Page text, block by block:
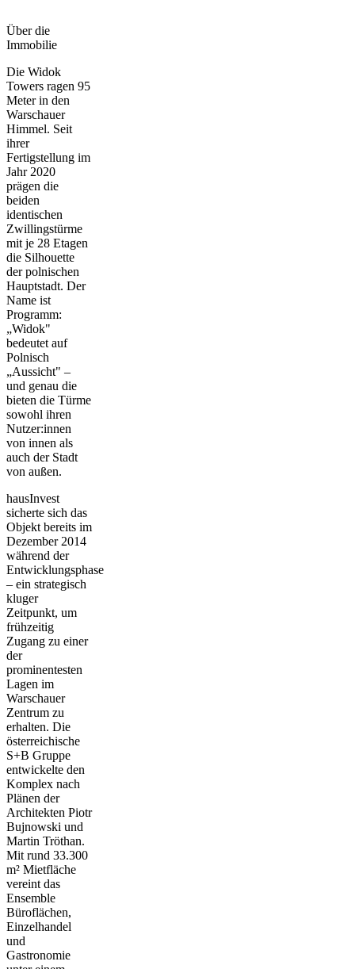
Über die
Immobilie
Die Widok
Towers ragen 95
Meter in den
Warschauer
Himmel. Seit
ihrer
Fertigstellung im
Jahr 2020
prägen die
beiden
identischen
Zwillingstürme
mit je 28 Etagen
die Silhouette
der polnischen
Hauptstadt. Der
Name ist
Programm:
„Widok"
bedeutet auf
Polnisch
„Aussicht" –
und genau die
bieten die Türme
sowohl ihren
Nutzer:innen
von innen als
auch der Stadt
von außen.
hausInvest
sicherte sich das
Objekt bereits im
Dezember 2014
während der
Entwicklungsphase
– ein strategisch
kluger
Zeitpunkt, um
frühzeitig
Zugang zu einer
der
prominentesten
Lagen im
Warschauer
Zentrum zu
erhalten. Die
österreichische
S+B Gruppe
entwickelte den
Komplex nach
Plänen der
Architekten Piotr
Bujnowski und
Martin Tröthan.
Mit rund 33.300
m² Mietfläche
vereint das
Ensemble
Büroflächen,
Einzelhandel
und
Gastronomie